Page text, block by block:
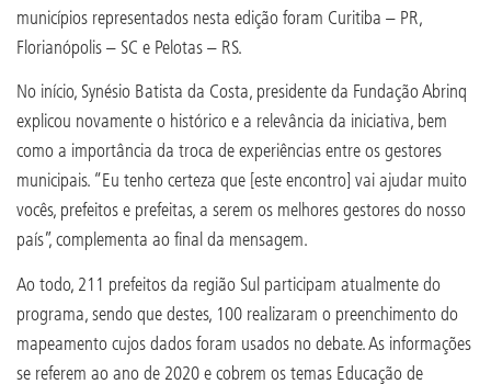
municípios representados nesta edição foram Curitiba – PR,
Florianópolis – SC e Pelotas – RS.
No início, Synésio Batista da Costa, presidente da Fundação Abrinq
explicou novamente o histórico e a relevância da iniciativa, bem
como a importância da troca de experiências entre os gestores
municipais. “Eu tenho certeza que [este encontro] vai ajudar muito
vocês, prefeitos e prefeitas, a serem os melhores gestores do nosso
país”, complementa ao final da mensagem.
Ao todo, 211 prefeitos da região Sul participam atualmente do
programa, sendo que destes, 100 realizaram o preenchimento do
mapeamento cujos dados foram usados no debate. As informações
se referem ao ano de 2020 e cobrem os temas Educação de